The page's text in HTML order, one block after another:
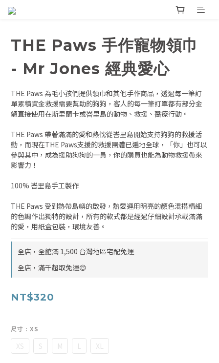
THE Paws 手作寵物領巾
- Mr Jones 經典愛心
THE Paws 為毛小孩們提供領巾和其他手作商品，透過每一筆訂
單累積資金救援需要幫助的狗狗，客人的每一筆訂單都有部分金
額直接使用在斯里蘭卡或峇里島的動物、救援、醫療行動。
THE Paws 帶著滿滿的愛和熱忱從峇里島開始支持狗狗的救援活
動，而現在THE Paws支援的救援團體已遍地全球，「你」也可以
參與其中，成為援助狗狗的一員，你的購買也能為動物救援帶來
影響力！
100% 峇里島手工製作
THE Paws 受到熱帶島嶼的啟發，熱愛運用明亮的顏色混搭精細
的色調作出獨特的設計，所有的款式都是經過仔細設計承載滿滿
的愛，用紙盒包裝，環境友善。
全店，全館滿 1,500 台灣地區宅配免運
全店，滿千超取免運😌
NT$320
尺寸 : XS
XS S M L XL